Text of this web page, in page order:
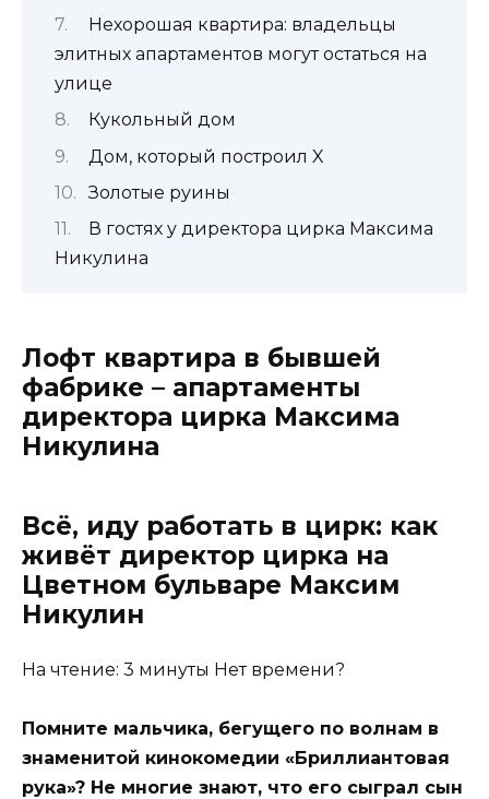
Нехорошая квартира: владельцы
элитных апартаментов могут остаться на
улице
Кукольный дом
Дом, который построил X
Золотые руины
В гостях у директора цирка Максима
Никулина
Лофт квартира в бывшей
фабрике – апартаменты
директора цирка Максима
Никулина
Всё, иду работать в цирк: как
живёт директор цирка на
Цветном бульваре Максим
Никулин
На чтение: 3 минуты Нет времени?
Помните мальчика, бегущего по волнам в
знаменитой кинокомедии «Бриллиантовая
рука»? Не многие знают, что его сыграл сын